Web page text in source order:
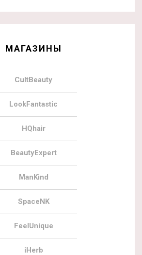
МАГАЗИНЫ
CultBeauty
LookFantastic
HQhair
BeautyExpert
ManKind
SpaceNK
FeelUnique
iHerb